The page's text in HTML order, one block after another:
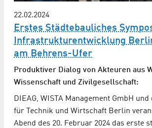
22.02.2024
Erstes Städtebauliches
Infrastrukturentwicklung
am Behrens-Ufer
Produktiver Dialog von Akteuren aus
Wissenschaft und Zivilgesellschaft:
DIEAG, WISTA Management GmbH
für Technik und Wirtschaft Berlin
Abend des 20. Februar 2024 das erste